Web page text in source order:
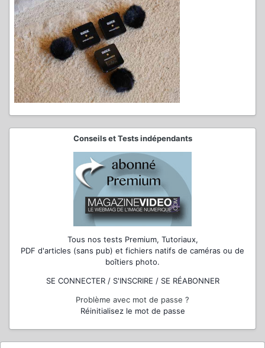
Conseils et Tests indépendants
Tous nos tests Premium, Tutoriaux,
PDF d'articles (sans pub) et fichiers natifs de caméras ou de
boîtiers photo.
SE CONNECTER / S'INSCRIRE / SE RÉABONNER
Problème avec mot de passe ?
Réinitialisez le mot de passe